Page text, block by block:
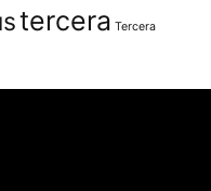
tercera Tercera